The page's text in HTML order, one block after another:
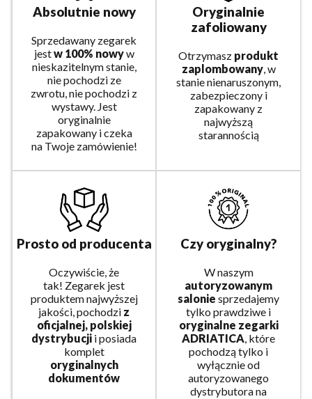
Absolutnie nowy
Sprzedawany zegarek
jestw 100% nowyw
nieskazitelnym stanie,
nie pochodzi ze
zwrotu, nie pochodzi z
wystawy. Jest
oryginalnie
zapakowany i czeka
na Twoje zamówienie!
Oryginalnie
zafoliowany
Otrzymasz produkt
zaplombowany, w
stanie nienaruszonym,
zabezpieczony i
zapakowany z
najwyższą
starannością
Prosto od producenta
Oczywiście, że
tak! Zegarek jest
produktem najwyższej
jakości, pochodzi z
oficjalnej, polskiej
dystrybucji i posiada
komplet
oryginalnych
dokumentów
Czy oryginalny?
W naszym
autoryzowanym
salonie sprzedajemy
tylko prawdziwe i
oryginalne zegarki
ADRIATICA, które
pochodzą tylko i
wyłącznie od
autoryzowanego
dystrybutora na